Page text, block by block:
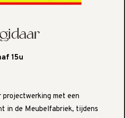
15u
met een
in de Meubelfabriek, tijdens